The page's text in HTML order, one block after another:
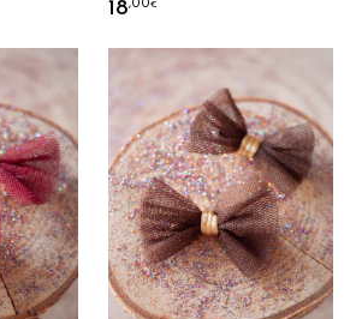
18,00€